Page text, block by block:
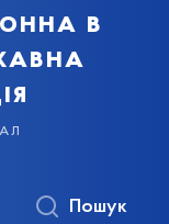
в
Пошук